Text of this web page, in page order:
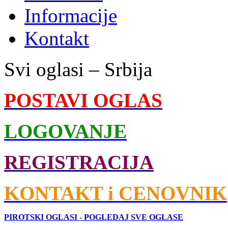
Informacije
Kontakt
Svi oglasi – Srbija
POSTAVI OGLAS
LOGOVANJE
REGISTRACIJA
KONTAKT i CENOVNIK
PIROTSKI OGLASI - POGLEDAJ SVE OGLASE